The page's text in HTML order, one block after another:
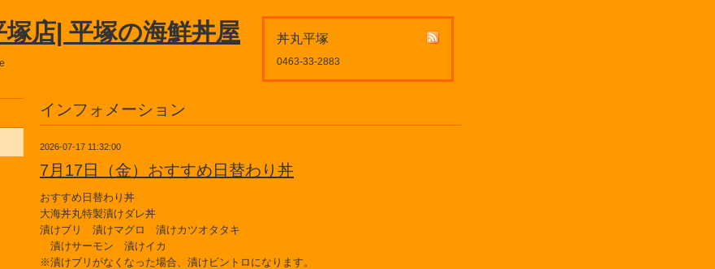
丼丸平塚
0463-33-2883
塚店| 平塚の海鮮丼屋
インフォメーション
2026-07-17 11:32:00
7月17日（金）おすすめ日替わり丼
おすすめ日替わり丼
大海丼丸特製漬けダレ丼
漬けブリ 漬けマグロ 漬けカツオタタキ
漬けサーモン 漬けイカ
※漬けブリがなくなった場合、漬けビントロになります。